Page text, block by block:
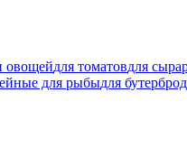
овощейдля томатовдля сыра
для рыбыдля